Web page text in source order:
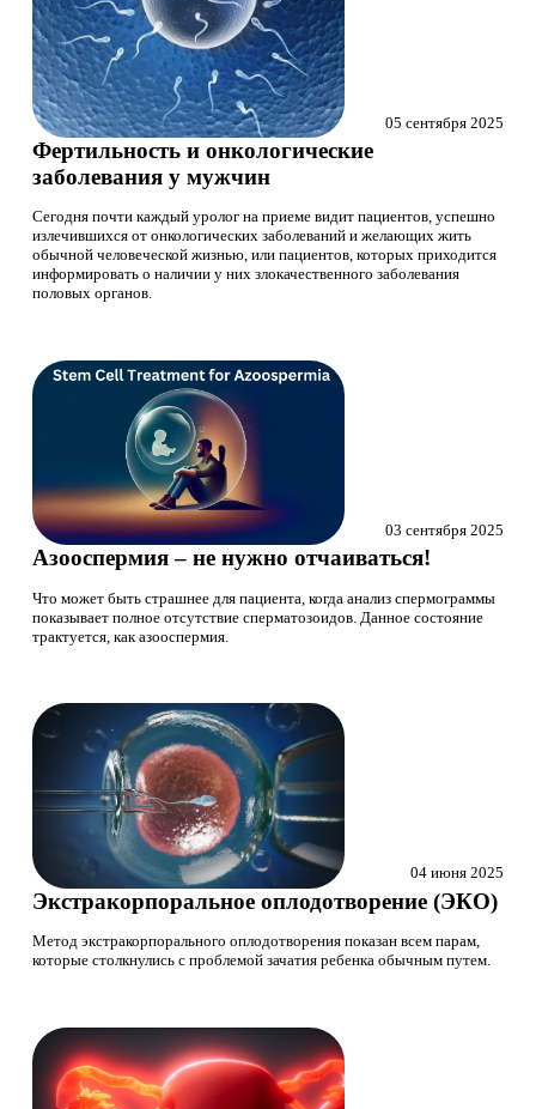
Фертильность и онкологические
заболевания у мужчин
Сегодня почти каждый уролог на приеме видит пациентов, успешно
излечившихся от онкологических заболеваний и желающих жить
обычной человеческой жизнью, или пациентов, которых приходится
информировать о наличии у них злокачественного заболевания
половых органов.
05 сентября 2025
Азооспермия – не нужно отчаиваться!
Что может быть страшнее для пациента, когда анализ спермограммы
показывает полное отсутствие сперматозоидов. Данное состояние
трактуется, как азооспермия.
03 сентября 2025
Экстракорпоральное оплодотворение (ЭКО)
Метод экстракорпорального оплодотворения показан всем парам,
которые столкнулись с проблемой зачатия ребенка обычным путем.
04 июня 2025